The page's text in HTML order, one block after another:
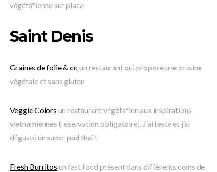
végéta*ienne sur place
Saint Denis
Graines de folie & coun restaurant qui propose une crusine
végétale et sans gluten
Veggie Colors un restaurant végéta*ien aux inspirations
vietnamiennes (réservation obligatoire). J’ai testé et j’ai
dégusté un super pad thaï !
Fresh Burritos un fast food présent dans différents coins de